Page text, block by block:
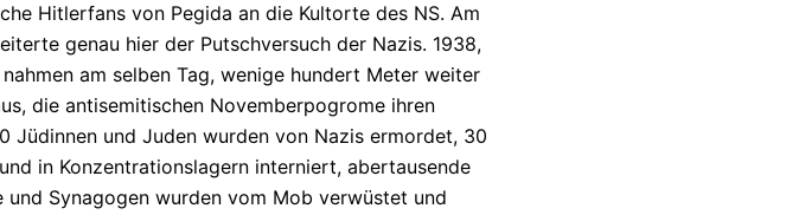
Hitlerfans von Pegida an die Kultorte des NS. Am
genau hier der Putschversuch der Nazis. 1938,
am selben Tag, wenige hundert Meter weiter
die antisemitischen Novemberpogrome ihren
Jüdinnen und Juden wurden von Nazis ermordet, 30
in Konzentrationslagern interniert, abertausende
und Synagogen wurden vom Mob verwüstet und